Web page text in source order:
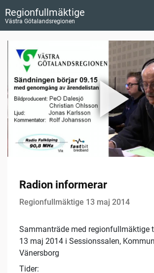
Regionfullmäktige
Västra Götalandsregionen
Radion informerar
Regionfullmäktige 13 maj 2014
Sammanträde med regionfullmäktige
13 maj 2014 i Sessionssalen,
Vänersborg
Tider: